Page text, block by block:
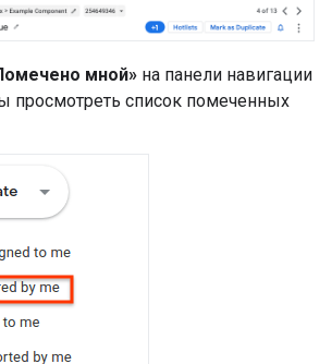
мной» на панели навигации
просмотреть список помеченных